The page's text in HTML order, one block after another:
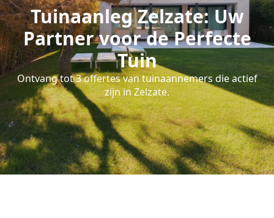
Tuinaanleg Zelzate: Uw
Partner voor de Perfecte
Tuin
Ontvang tot 3 offertes van tuinaannemers die actief
zijn in Zelzate.